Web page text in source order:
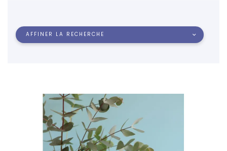
AFFINER LA RECHERCHE